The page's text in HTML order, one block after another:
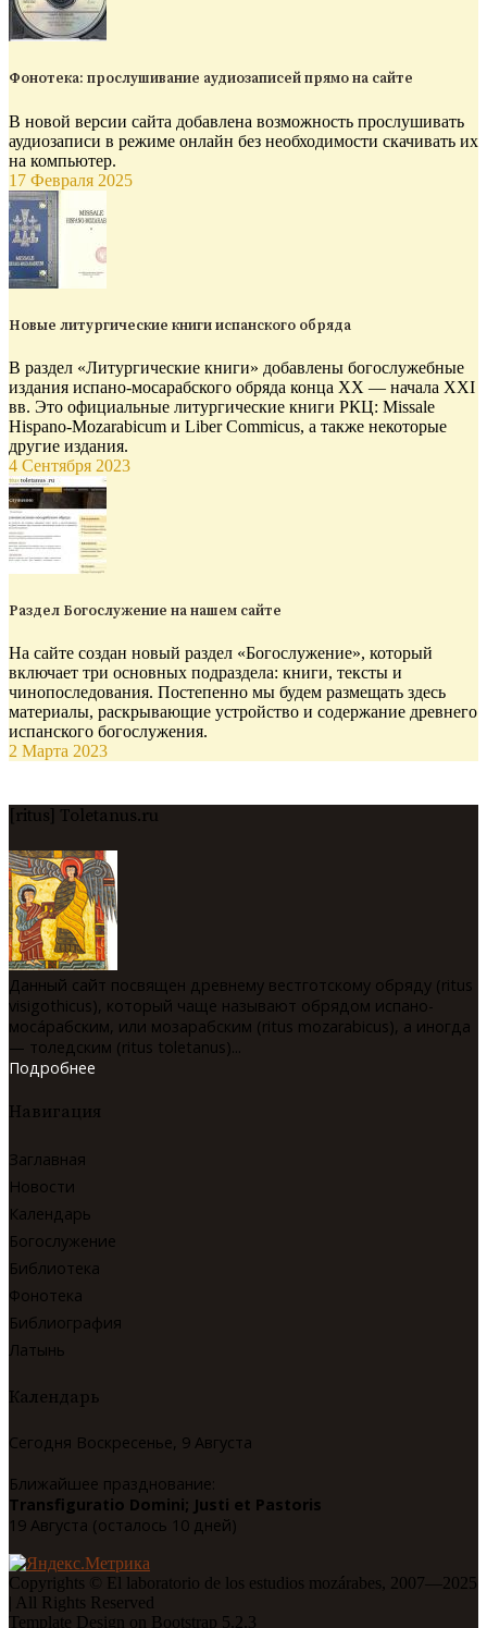
Фонотека: прослушивание аудиозаписей прямо на сайте
В новой версии сайта добавлена возможность прослушивать
аудиозаписи в режиме онлайн без необходимости скачивать их
на компьютер.
17 Февраля 2025
Новые литургические книги испанского обряда
В раздел «Литургические книги» добавлены богослужебные
издания испано-мосарабского обряда конца XX — начала XXI
вв. Это официальные литургические книги РКЦ: Missale
Hispano-Mozarabicum и Liber Commicus, а также некоторые
другие издания.
4 Сентября 2023
Раздел Богослужение на нашем сайте
На сайте создан новый раздел «Богослужение», который
включает три основных подраздела: книги, тексты и
чинопоследования. Постепенно мы будем размещать здесь
материалы, раскрывающие устройство и содержание древнего
испанского богослужения.
2 Марта 2023
[ritus] Toletanus.ru
Данный сайт посвящен древнему вестготскому обряду (ritus
visigothicus), который чаще называют обрядом испано-
мосáрабским, или мозарабским (ritus mozarabicus), а иногда
— толедским (ritus toletanus)...
Подробнее
Навигация
Заглавная
Новости
Календарь
Богослужение
Библиотека
Фонотека
Библиография
Латынь
Календарь
Сегодня Воскресенье, 9 Августа
Ближайшее празднование:
Transfiguratio Domini; Justi et Pastoris
19 Августа (осталось 10 дней)
Copyrights © El laboratorio de los estudios mozárabes, 2007—2025
| All Rights Reserved
Template Design on Bootstrap 5.2.3